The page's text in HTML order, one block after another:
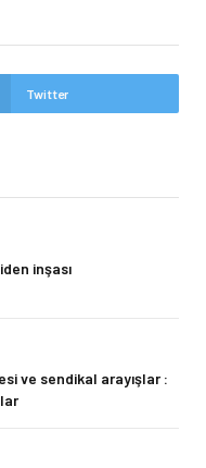
Twitter
inşası
ve sendikal arayışlar :